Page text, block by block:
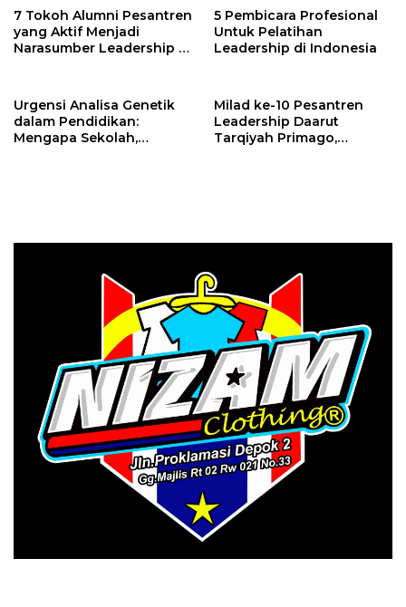
7 Tokoh Alumni Pesantren
yang Aktif Menjadi
Narasumber Leadership di
5 Pembicara Profesional
Untuk Pelatihan
Leadership di Indonesia
Urgensi Analisa Genetik
dalam Pendidikan:
Mengapa Sekolah,
Milad ke-10 Pesantren
Leadership Daarut
Tarqiyah Primago,